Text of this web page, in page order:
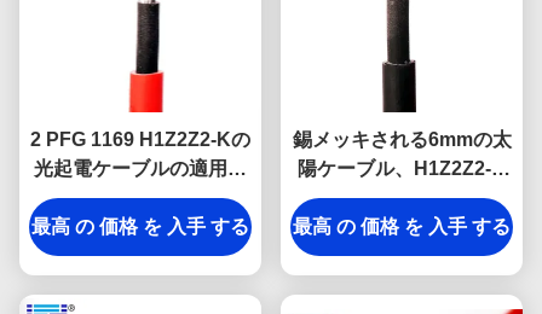
2 PFG 1169 H1Z2Z2-Kの
光起電ケーブルの適用範
囲が広い錫メッキされた
銅のコンダクターEN
50618
最高 の 価格 を 入手 する
錫メッキされる6mmの太
陽ケーブル、H1Z2Z2-K
1.5kV太陽Dcワイヤーを
銅張りにしなさい
最高 の 価格 を 入手 する